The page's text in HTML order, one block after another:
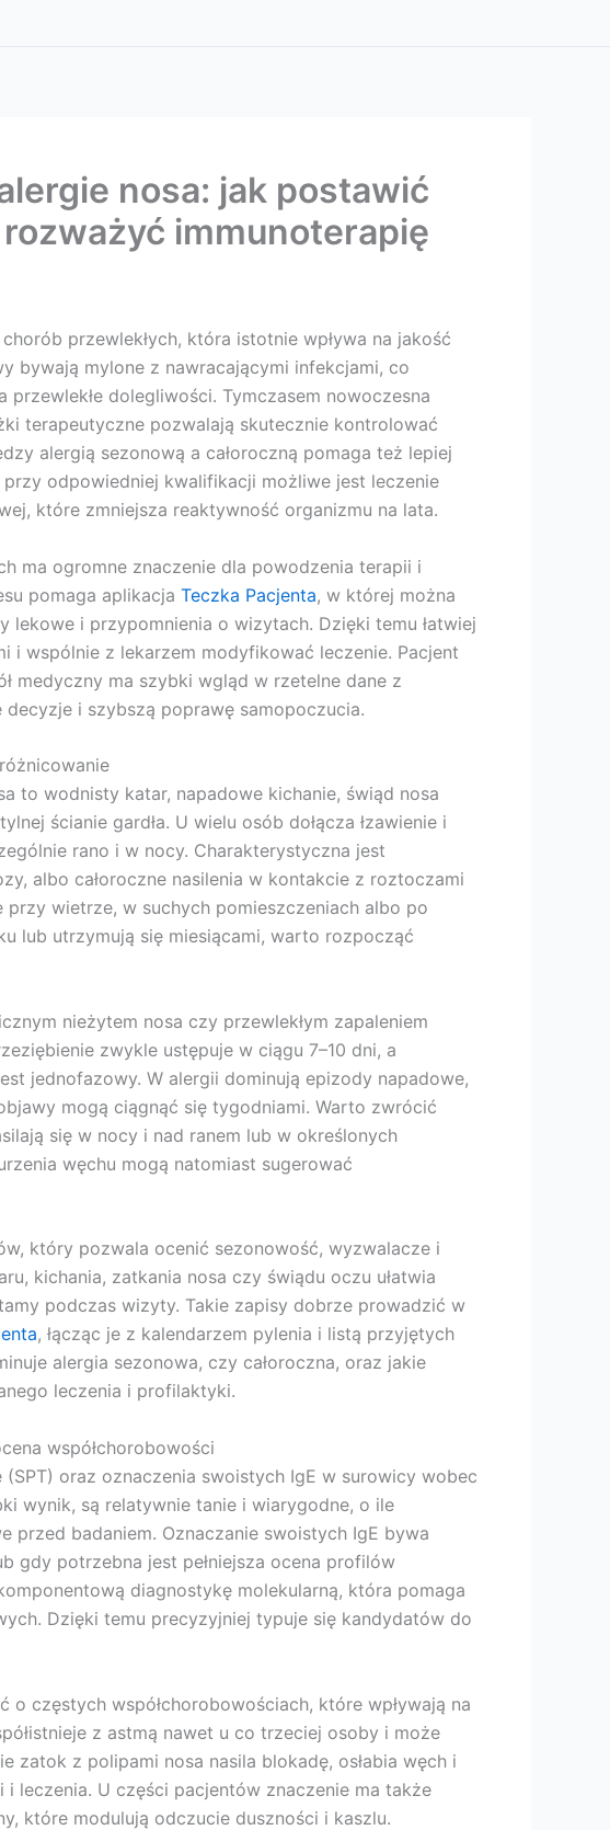
nosa: jak postawić
immunoterapię
przewlekłych, która istotnie wpływa na jakość
bywają mylone z nawracającymi infekcjami, co
dolegliwości. Tymczasem nowoczesna
terapeutyczne pozwalają skutecznie kontrolować
alergią sezonową a całoroczną pomaga też lepiej
odpowiedniej kwalifikacji możliwe jest leczenie
które zmniejsza reaktywność organizmu na lata.
ma ogromne znaczenie dla powodzenia terapii i
pomaga aplikacja Teczka Pacjenta, w której można
i przypomnienia o wizytach. Dzięki temu łatwiej
i wspólnie z lekarzem modyfikować leczenie. Pacjent
medyczny ma szybki wgląd w rzetelne dane z
i szybszą poprawę samopoczucia.
to wodnisty katar, napadowe kichanie, świąd nosa
ścianie gardła. U wielu osób dołącza łzawienie i
rano i w nocy. Charakterystyczna jest
albo całoroczne nasilenia w kontakcie z roztoczami
wietrze, w suchych pomieszczeniach albo po
lub utrzymują się miesiącami, warto rozpocząć
nieżytem nosa czy przewlekłym zapaleniem
zwykle ustępuje w ciągu 7–10 dni, a
jednofazowy. W alergii dominują epizody napadowe,
mogą ciągnąć się tygodniami. Warto zwrócić
się w nocy i nad ranem lub w określonych
węchu mogą natomiast sugerować
który pozwala ocenić sezonowość, wyzwalacze i
kichania, zatkania nosa czy świądu oczu ułatwia
podczas wizyty. Takie zapisy dobrze prowadzić w
, łącząc je z kalendarzem pylenia i listą przyjętych
alergia sezonowa, czy całoroczna, oraz jakie
leczenia i profilaktyki.
współchorobowości
oraz oznaczenia swoistych IgE w surowicy wobec
wynik, są relatywnie tanie i wiarygodne, o ile
badaniem. Oznaczanie swoistych IgE bywa
gdy potrzebna jest pełniejsza ocena profilów
diagnostykę molekularną, która pomaga
Dzięki temu precyzyjniej typuje się kandydatów do
częstych współchorobowościach, które wpływają na
z astmą nawet u co trzeciej osoby i może
zatok z polipami nosa nasila blokadę, osłabia węch i
leczenia. U części pacjentów znaczenie ma także
które modulują odczucie duszności i kaszlu.